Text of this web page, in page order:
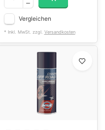
Vergleichen
* Inkl. MwSt. zzgl. Versandkosten